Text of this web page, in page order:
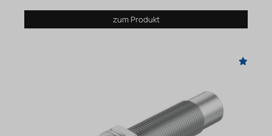
zum Produkt